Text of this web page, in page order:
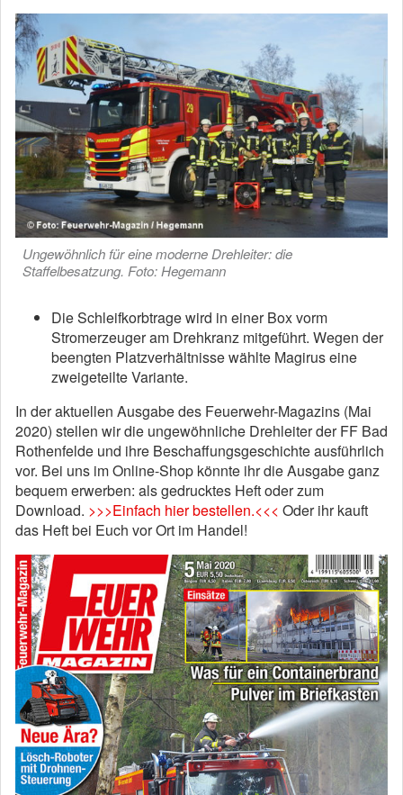
Ungewöhnlich für eine moderne Drehleiter: die
Staffelbesatzung. Foto: Hegemann
Die Schleifkorbtrage wird in einer Box vorm
Stromerzeuger am Drehkranz mitgeführt. Wegen der
beengten Platzverhältnisse wählte Magirus eine
zweigeteilte Variante.
In der aktuellen Ausgabe des Feuerwehr-Magazins (Mai
2020) stellen wir die ungewöhnliche Drehleiter der FF Bad
Rothenfelde und ihre Beschaffungsgeschichte ausführlich
vor. Bei uns im Online-Shop könnte ihr die Ausgabe ganz
bequem erwerben: als gedrucktes Heft oder zum
Download. >>>Einfach hier bestellen.<<< Oder ihr kauft
das Heft bei Euch vor Ort im Handel!